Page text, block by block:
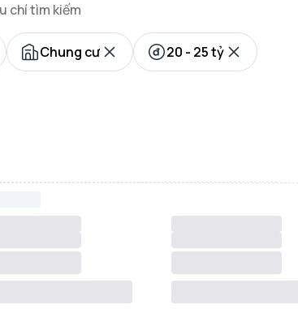
chí tìm kiếm
Chung cư 20 - 25 tỷ